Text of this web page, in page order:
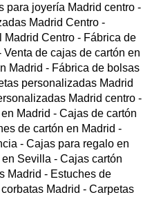
para joyería Madrid centro -
Madrid Centro -
Madrid Centro - Fábrica de
Venta de cajas de cartón en
Madrid - Fábrica de bolsas
personalizadas Madrid
Madrid centro -
Madrid - Cajas de cartón
de cartón en Madrid -
- Cajas para regalo en
Sevilla - Cajas cartón
Madrid - Estuches de
Madrid - Carpetas